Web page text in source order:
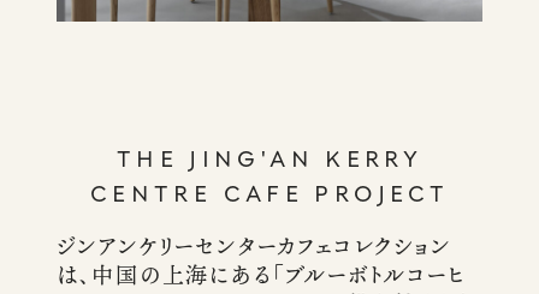
THE JING'AN KERRY
CENTRE CAFE PROJECT
ジンアンケリーセンターカフェコレクション
は、中国の上海にある「ブルーボトルコーヒ